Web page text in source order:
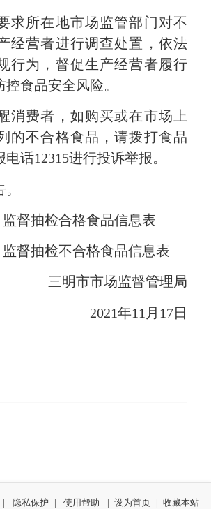
所在地市场监管部门对不
经营者进行调查处置，依法
行为，督促生产经营者履行
食品安全风险。
费者，如购买或在市场上
的不合格食品，请拨打食品
话12315进行投诉举报。
抽检合格食品信息表
抽检不合格食品信息表
三明市市场监督管理局
2021年11月17日
| 隐私保护 | 使用帮助 | 设为首页 | 收藏本站